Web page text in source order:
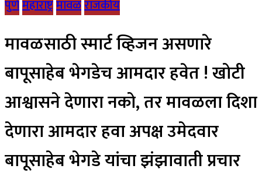
पुणेमहाराष्ट्रमावळराजकीय
मावळसाठी स्मार्ट व्हिजन असणारे
बापूसाहेब भेगडेच आमदार हवेत ! खोटी
आश्वासने देणारा नको, तर मावळला दिशा
देणारा आमदार हवा अपक्ष उमेदवार
बापूसाहेब भेगडे यांचा झंझावाती प्रचार